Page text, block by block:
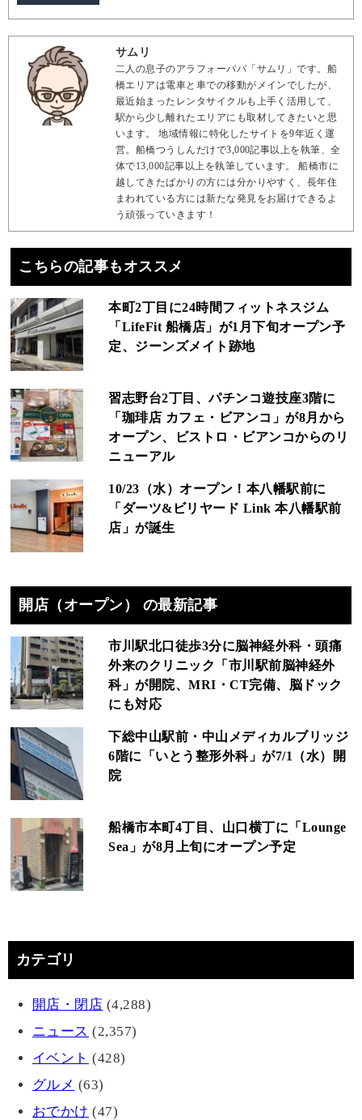
サムリ
二人の息子のアラフォーパパ「サムリ」です。船
橋エリアは電車と車での移動がメインでしたが、
最近始まったレンタサイクルも上手く活用して、
駅から少し離れたエリアにも取材してきたいと思
います。 地域情報に特化したサイトを9年近く運
営。船橋つうしんだけで3,000記事以上を執筆、全
体で13,000記事以上を執筆しています。 船橋市に
越してきたばかりの方には分かりやすく、長年住
まわれている方には新たな発見をお届けできるよ
う頑張っていきます！
こちらの記事もオススメ
本町2丁目に24時間フィットネスジム
「LifeFit 船橋店」が1月下旬オープン予
定、ジーンズメイト跡地
習志野台2丁目、パチンコ遊技座3階に
「珈琲店 カフェ・ビアンコ」が8月から
オープン、ビストロ・ビアンコからのリ
ニューアル
10/23（水）オープン！本八幡駅前に
「ダーツ&ビリヤード Link 本八幡駅前
店」が誕生
開店（オープン） の最新記事
市川駅北口徒歩3分に脳神経外科・頭痛
外来のクリニック「市川駅前脳神経外
科」が開院、MRI・CT完備、脳ドック
にも対応
下総中山駅前・中山メディカルブリッジ
6階に「いとう整形外科」が7/1（水）開
院
船橋市本町4丁目、山口横丁に「Lounge
Sea」が8月上旬にオープン予定
カテゴリ
開店・閉店 (4,288)
ニュース (2,357)
イベント (428)
グルメ (63)
おでかけ (47)